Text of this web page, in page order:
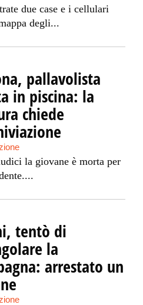
due case e i cellulari
degli...
pallavolista
in piscina: la
chiede
la giovane è morta per
tentò di
la
arrestato un